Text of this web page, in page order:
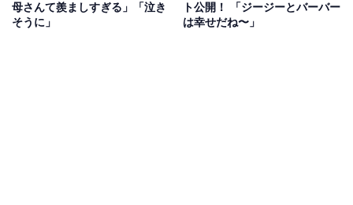
母さんて羨ましすぎる」「泣き
そうに」
ト公開！ 「ジージーとバーバー
は幸せだね〜」